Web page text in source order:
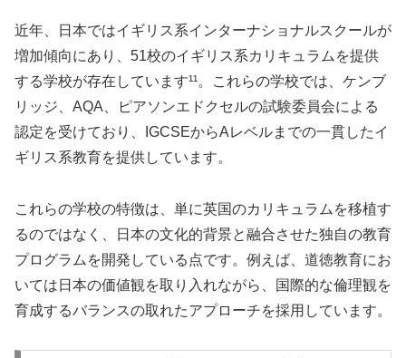
近年、日本ではイギリス系インターナショナルスクールが
増加傾向にあり、51校のイギリス系カリキュラムを提供
する学校が存在しています¹¹。これらの学校では、ケンブ
リッジ、AQA、ピアソンエドクセルの試験委員会による
認定を受けており、IGCSEからAレベルまでの一貫したイ
ギリス系教育を提供しています。
これらの学校の特徴は、単に英国のカリキュラムを移植す
るのではなく、日本の文化的背景と融合させた独自の教育
プログラムを開発している点です。例えば、道徳教育にお
いては日本の価値観を取り入れながら、国際的な倫理観を
育成するバランスの取れたアプローチを採用しています。